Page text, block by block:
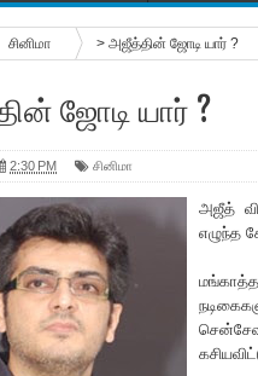
சினிமா > அ‌‌ஜீத்தின் ஜோடி யார் ?
ஜோடி யார் ?
2:30 PM சினிமா
அ‌‌ஜீத்
எழுந்த